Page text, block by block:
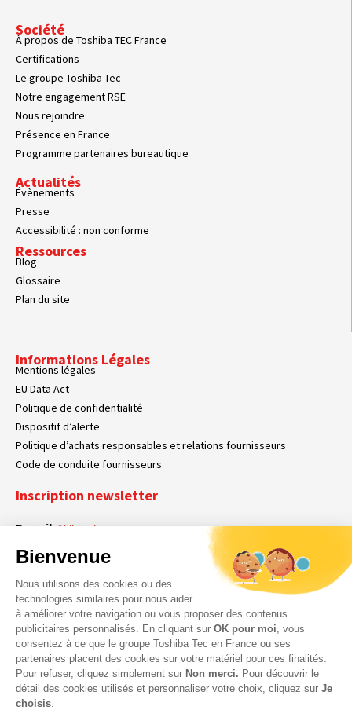
Société
À propos de Toshiba TEC France
Certifications
Le groupe Toshiba Tec
Notre engagement RSE
Nous rejoindre
Présence en France
Programme partenaires bureautique
Actualités
Évènements
Presse
Accessibilité : non conforme
Ressources
Blog
Glossaire
Plan du site
Informations Légales
Mentions légales
EU Data Act
Politique de confidentialité
Dispositif d’alerte
Politique d’achats responsables et relations fournisseurs
Code de conduite fournisseurs
Inscription newsletter
E-mailObligatoire
RGPD
Obligatoire
En cochant cette case, vous acceptez que Toshiba Tec France collecte vos
données personnelles. Pour plus d’informations sur notre politique en matière
de données personnelles,cliquez ici.Obligatoire
Bienvenue
Nous utilisons des cookies ou des
technologies similaires pour nous aider
à améliorer votre navigation ou vous proposer des contenus
publicitaires personnalisés. En cliquant sur OK pour moi , vous
consentez à ce que le groupe Toshiba Tec en France ou ses
partenaires placent des cookies sur votre matériel pour ces finalités.
Pour refuser, cliquez simplement sur Non merci. Pour découvrir le
détail des cookies utilisés et personnaliser votre choix, cliquez sur Je
choisis